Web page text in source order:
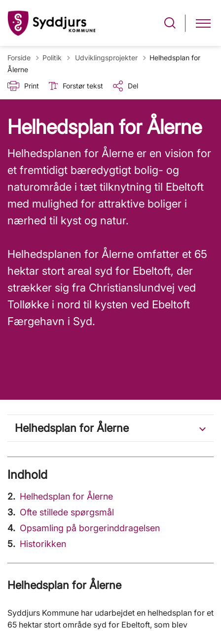
Forside Politik Tilbage til
Udviklingsprojekter
Helhedsplan for
Ålerne
Print
Forstør tekst Del
Helhedsplan for Ålerne
Helhedsplanen for Ålerne er en vision for
et fremtidigt bæredygtigt bolig- og
naturområde i tæt tilknytning til Ebeltoft
med mulighed for attraktive boliger i
nærhed til kyst og natur.
Helhedsplanen for Ålerne omfatter et 65
hektar stort areal syd for Ebeltoft, der
strækker sig fra Christianslundvej ved
Tolløkke i nord til kysten ved Ebeltoft
Færgehavn i Syd.
Helhedsplan for Ålerne
Indhold
Helhedsplan for Ålerne
Ofte stillede spørgsmål
Opsamling på borgerinddragelsen
Historikken
Helhedsplan for Ålerne
Syddjurs Kommune har udarbejdet en helhedsplan for et
65 hektar stort område syd for Ebeltoft, som blev